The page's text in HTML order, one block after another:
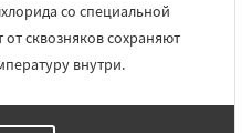
со специальной
сквозняков сохраняют
внутри.